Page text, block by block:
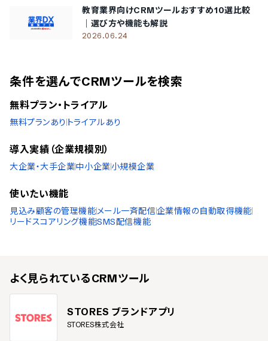
中央キャリアネット株式会社
株式会社マネジメントパートナー /株式会社フォーライフシ
社システムズエンジニアリング
導入実績（企業規模不明）
従業員数の確認が取れなかった企業をご紹介しています。
社No.1パートナー
ド・フェイス/一建設株式会社
教育業界向けCRMツールおすすめ10選比較
｜選び方や機能も解説
2026.06.24
条件を選んでCRMツールを検索
無料プラン・トライアル
無料プランあり トライアルあり
導入実績（企業規模別）
大企業・大手企業中小企業小規模企業
使いたい機能
見込み顧客の管理機能メール一斉配信企業情報の自動取得機能
リードスコアリング機能SMS配信機能
よく見られているCRMツール
STORES ブランドアプリ
STORES株式会社